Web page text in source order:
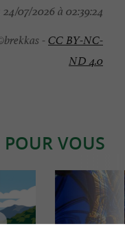
24/07/2026 à 02:39:24
-CC BY-NC-
ND 4.0
POUR VOUS